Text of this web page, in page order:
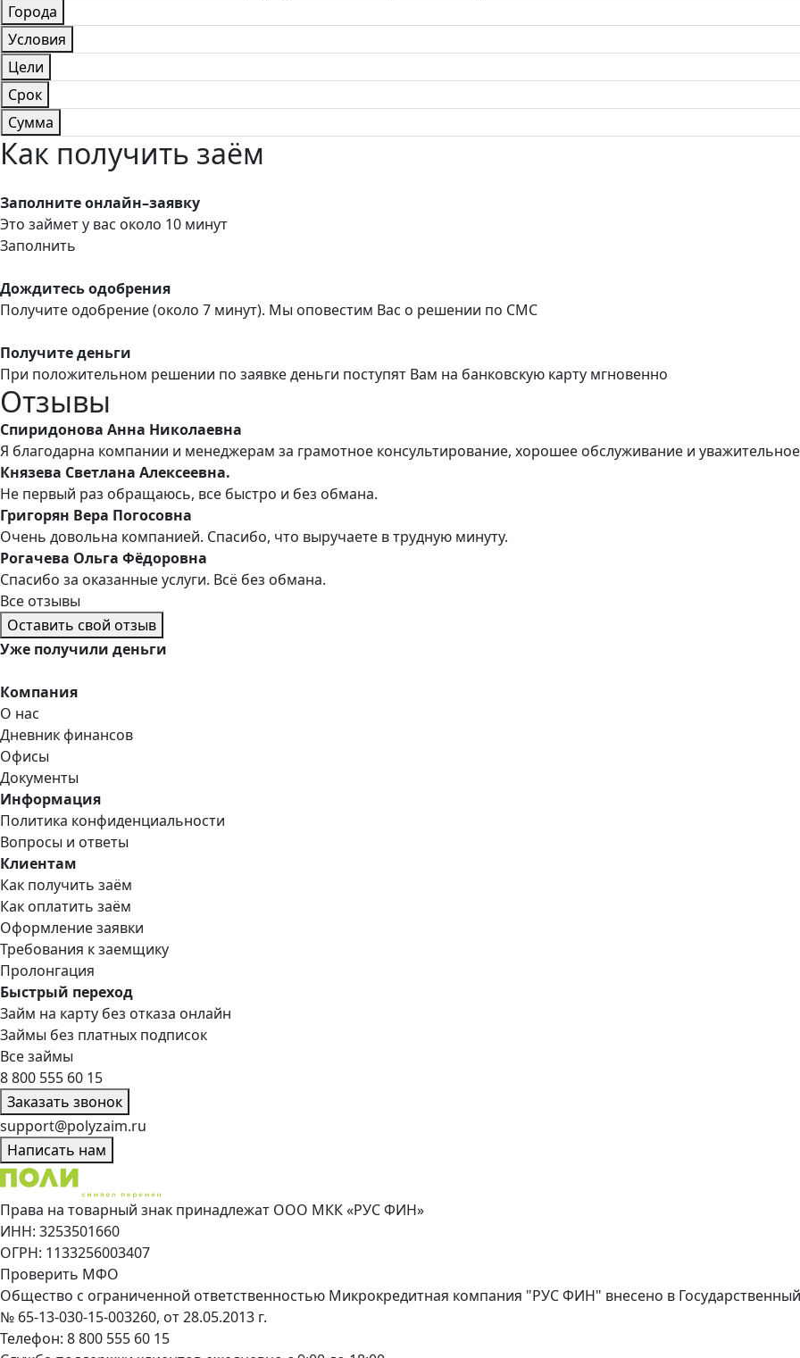
Города
Условия
Цели
Срок
Сумма
Как получить заём
Заполните онлайн–заявку
Это займет у вас около 10 минут
Заполнить
Дождитесь одобрения
Получите одобрение (около 7 минут). Мы оповестим Вас о решении по СМС
Получите деньги
При положительном решении по заявке деньги поступят Вам на банковскую карту мгновенно
Отзывы
Спиридонова Анна Николаевна
Я благодарна компании и менеджерам за грамотное консультирование, хорошее обслуживание и
Князева Светлана Алексеевна.
Не первый раз обращаюсь, все быстро и без обмана.
Григорян Вера Погосовна
Очень довольна компанией. Спасибо, что выручаете в трудную минуту.
Рогачева Ольга Фёдоровна
Спасибо за оказанные услуги. Всё без обмана.
Все отзывы
Оставить свой отзыв
Уже получили деньги
Компания
О нас
Дневник финансов
Офисы
Документы
Информация
Политика конфиденциальности
Вопросы и ответы
Клиентам
Как получить заём
Как оплатить заём
Оформление заявки
Требования к заемщику
Пролонгация
Быстрый переход
Займ на карту без отказа онлайн
Займы без платных подписок
Все займы
8 800 555 60 15
Заказать звонок
support@polyzaim.ru
Написать нам
Права на товарный знак принадлежат ООО МКК «РУС ФИН»
ИНН: 3253501660
ОГРН: 1133256003407
Проверить МФО
Общество с ограниченной ответственностью Микрокредитная компания "РУС ФИН" внесено в
№ 65-13-030-15-003260, от 28.05.2013 г.
Телефон: 8 800 555 60 15